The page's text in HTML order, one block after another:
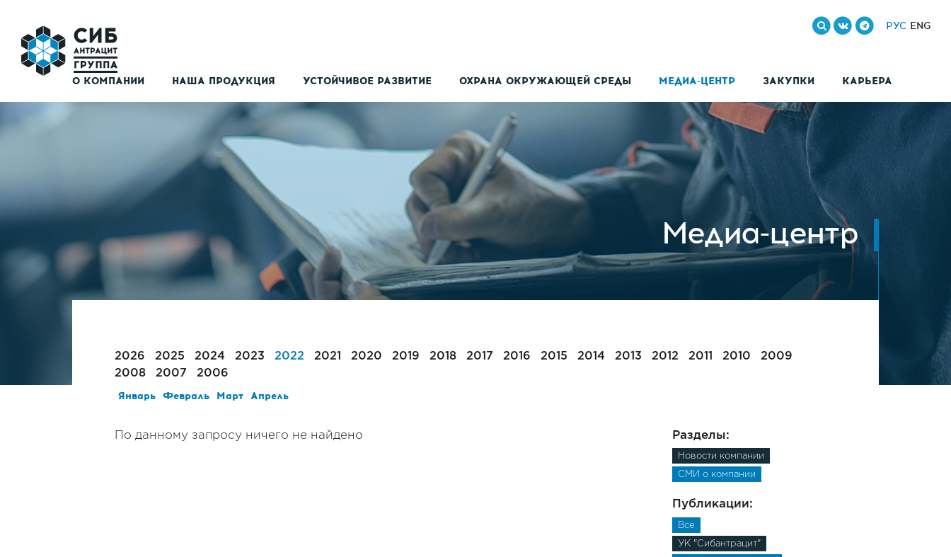
О КОМПАНИИ НАША ПРОДУКЦИЯ УСТОЙЧИВОЕ РАЗВИТИЕ ОХРАНА ОКРУЖАЮЩЕЙ СРЕДЫ МЕДИА-ЦЕНТР ЗАКУПКИ КАРЬЕРА
РУС ENG
Медиа-центр
2026 2025 2024 2023 2022 2021 2020 2019 2018 2017 2016 2015 2014 2013 2012 2011 2010
2009
2008
2007 2006
Январь Февраль Март Апрель
По данному запросу ничего не найдено Разделы:
Новости компании
СМИ о компании
Публикации:
Все
УК "Сибантрацит"